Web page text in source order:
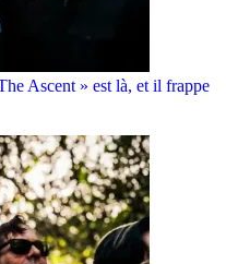
Ascent » est là, et il frappe